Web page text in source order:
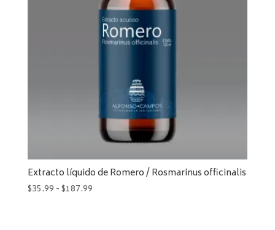
Extracto líquido de Romero / Rosmarinus officinalis
$35.99 -$187.99Rango